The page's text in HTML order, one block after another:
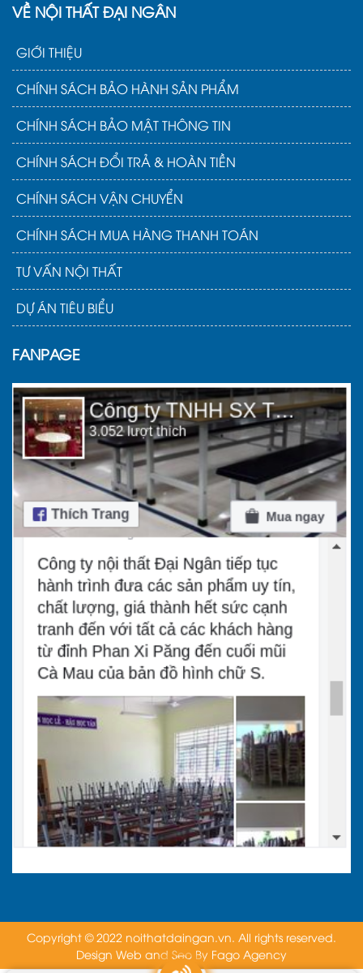
VỀ NỘI THẤT ĐẠI NGÂN
GIỚI THIỆU
CHÍNH SÁCH BẢO HÀNH SẢN PHẨM
CHÍNH SÁCH BẢO MẬT THÔNG TIN
CHÍNH SÁCH ĐỔI TRẢ & HOÀN TIỀN
CHÍNH SÁCH VẬN CHUYỂN
CHÍNH SÁCH MUA HÀNG THANH TOÁN
TƯ VẤN NỘI THẤT
DỰ ÁN TIÊU BIỂU
FANPAGE
Copyright © 2022 noithatdaingan.vn. All rights reserved.
Design Web and Seo By Fago Agency